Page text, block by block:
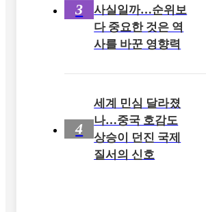
3
사실일까…순위보
다 중요한 것은 역
사를 바꾼 영향력
4
세계 민심 달라졌
나…중국 호감도
상승이 던진 국제
질서의 신호